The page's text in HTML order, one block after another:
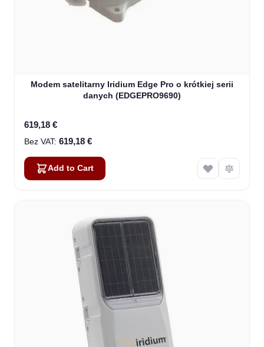
Modem satelitarny Iridium Edge Pro o krótkiej serii
danych (EDGEPRO9690)
619,18 €
619,18 €
Add to Cart